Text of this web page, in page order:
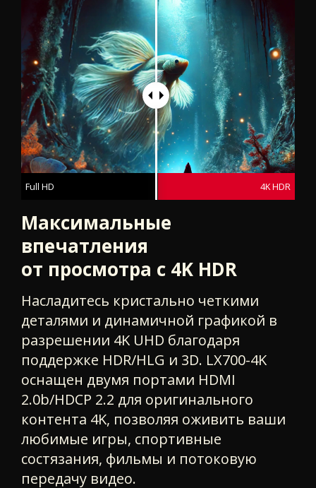
Full HD 4K HDR
Максимальные
впечатления
от просмотра с 4K HDR
Насладитесь кристально четкими
деталями и динамичной графикой в
разрешении 4K UHD благодаря
поддержке HDR/HLG и 3D. LX700-4K
оснащен двумя портами HDMI
2.0b/HDCP 2.2 для оригинального
контента 4K, позволяя оживить ваши
любимые игры, спортивные
состязания, фильмы и потоковую
передачу видео.